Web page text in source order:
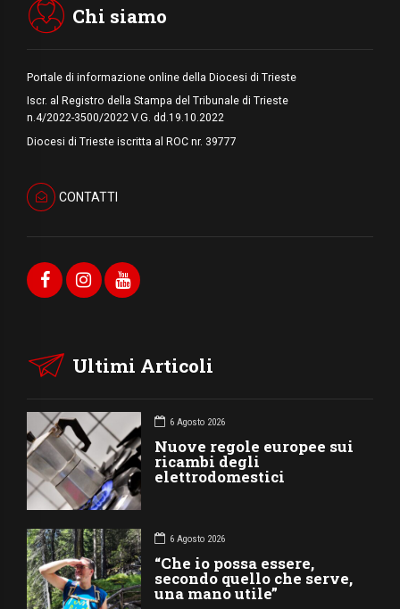
social non saziano, vogliamo cose grandi"
Chi siamo
Portale di informazione online della Diocesi di Trieste
Iscr. al Registro della Stampa del Tribunale di Trieste
n.4/2022-3500/2022 V.G. dd.19.10.2022
Diocesi di Trieste iscritta al ROC nr. 39777
CONTATTI
Ultimi Articoli
6 Agosto 2026
Nuove regole europee sui
ricambi degli
elettrodomestici
6 Agosto 2026
“Che io possa essere,
secondo quello che serve,
una mano utile”